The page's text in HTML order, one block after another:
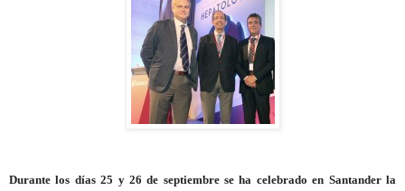
Durante los días 25 y 26 de septiembre se ha celebrado en Santander la